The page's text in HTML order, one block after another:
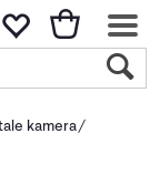
kamera